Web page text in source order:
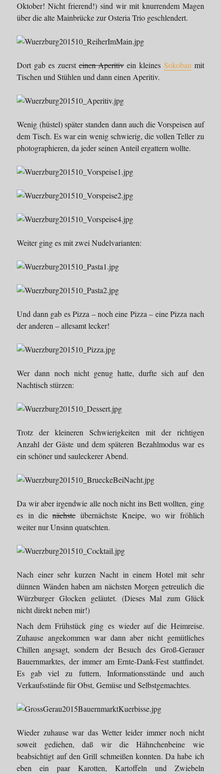
Oktober! Nicht frierend!) sind wir mit knurrendem Magen
über die alte Mainbrücke zur Osteria Trio geschlendert.
Dort gab es zuersteinen Aperitivein kleines Sokoban mit
Tischen und Stühlen und dann einen Aperitiv.
Wenig (hüstel) später standen dann auch die Vorspeisen auf
dem Tisch. Es war ein wenig schwierig, die vollen Teller zu
photographieren, da jeder seinen Anteil ergattern wollte.
Weiter ging es mit zwei Nudelvarianten:
Und dann gab es Pizza – noch eine Pizza – eine Pizza nach
der anderen – allesamt lecker!
Wer dann noch nicht genug hatte, durfte sich auf den
Nachtisch stürzen:
Trotz der kleineren Schwierigkeiten mit der richtigen
Anzahl der Gäste und dem späteren Bezahlmodus war es
ein schöner und sauleckerer Abend.
Da wir aber irgendwie alle noch nicht ins Bett wollten, ging
es in dienächsteübernächste Kneipe, wo wir fröhlich
weiter nur Unsinn quatschten.
Nach einer sehr kurzen Nacht in einem Hotel mit sehr
dünnen Wänden haben am nächsten Morgen getreulich die
Würzburger Glocken geläutet. (Dieses Mal zum Glück
nicht direkt neben mir!)
Nach dem Frühstück ging es wieder auf die Heimreise.
Zuhause angekommen war dann aber nicht gemütliches
Chillen angsagt, sondern der Besuch des Groß-Gerauer
Bauernmarktes, der immer am Ernte-Dank-Fest stattfindet.
Es gab viel zu futtern, Informationsstände und auch
Verkaufsstände für Obst, Gemüse und Selbstgemachtes.
Wieder zuhause war das Wetter leider immer noch nicht
soweit gediehen, daß wir die Hähnchenbeine wie
beabsichtigt auf den Grill schmeißen konnten. Da habe ich
eben ein paar Karotten, Kartoffeln und Zwiebeln